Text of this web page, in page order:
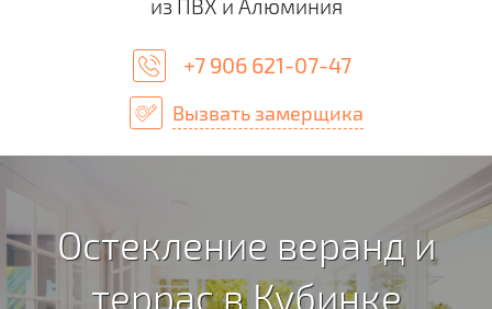
из ПВХ и Алюминия
+7 906 621-07-47
Вызвать замерщика
Остекление веранд и
террас в Кубинке